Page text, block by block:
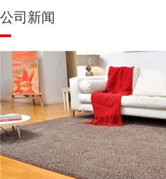
公司新闻